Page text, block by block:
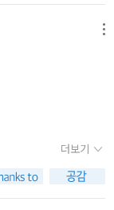
리 // 자꾸 피네. /
라차차 손수레》
지는 모양이다→
또 떠오르는 듯하
숲노래·파란놀(최
쓰기》, 《새로 쓰
문해력》, 《들꽃내
것이다. 아무리 사
그런 자랑도 절대
다 한다. 자식들 입
재미가 할머니들의
가는 길// 오르막
들이 모인다.// “꽉
더보기